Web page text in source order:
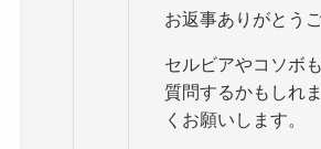
お返事ありがとう
セルビアやコソボ
質問するかもしれ
くお願いします。